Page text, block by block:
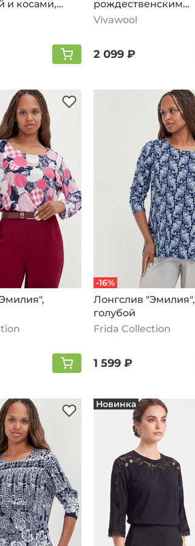
и косами,
рождественским
рисунком, белый
Vivawool
2 099 ₽
-16%
Лонгслив "Эмилия",
голубой
Frida Collection
1 599 ₽
Новинка